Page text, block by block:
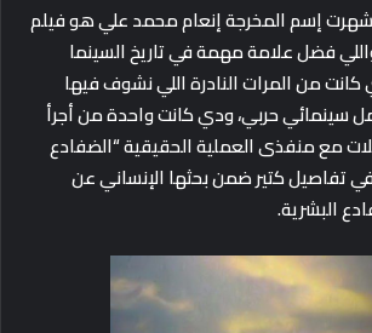
شهرت إسم المخرجة إنعام محمد علي هو فيلم
فضل علامة مهمة في تاريخ السينما
كانت من المرات النادرة اللي نشوف فيها
سينمائي حربي، ودي كانت واحدة من أجرأ
مع منفذى العملية الحقيقية “الضفادع
تفاصيل كتير ضمن بحثها الإنساني عن
البشرية.